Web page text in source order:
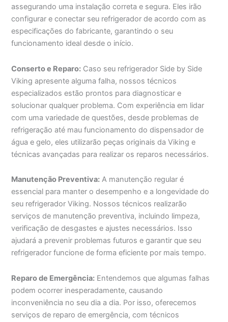
assegurando uma instalação correta e segura. Eles irão
configurar e conectar seu refrigerador de acordo com as
especificações do fabricante, garantindo o seu
funcionamento ideal desde o início.
Conserto e Reparo: Caso seu refrigerador Side by Side
Viking apresente alguma falha, nossos técnicos
especializados estão prontos para diagnosticar e
solucionar qualquer problema. Com experiência em lidar
com uma variedade de questões, desde problemas de
refrigeração até mau funcionamento do dispensador de
água e gelo, eles utilizarão peças originais da Viking e
técnicas avançadas para realizar os reparos necessários.
Manutenção Preventiva: A manutenção regular é
essencial para manter o desempenho e a longevidade do
seu refrigerador Viking. Nossos técnicos realizarão
serviços de manutenção preventiva, incluindo limpeza,
verificação de desgastes e ajustes necessários. Isso
ajudará a prevenir problemas futuros e garantir que seu
refrigerador funcione de forma eficiente por mais tempo.
Reparo de Emergência: Entendemos que algumas falhas
podem ocorrer inesperadamente, causando
inconveniência no seu dia a dia. Por isso, oferecemos
serviços de reparo de emergência, com técnicos